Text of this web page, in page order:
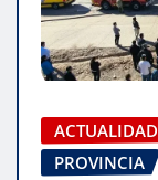
ACTUALIDAD
PROVINCIA